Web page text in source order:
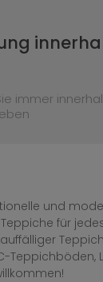
immer
und
für